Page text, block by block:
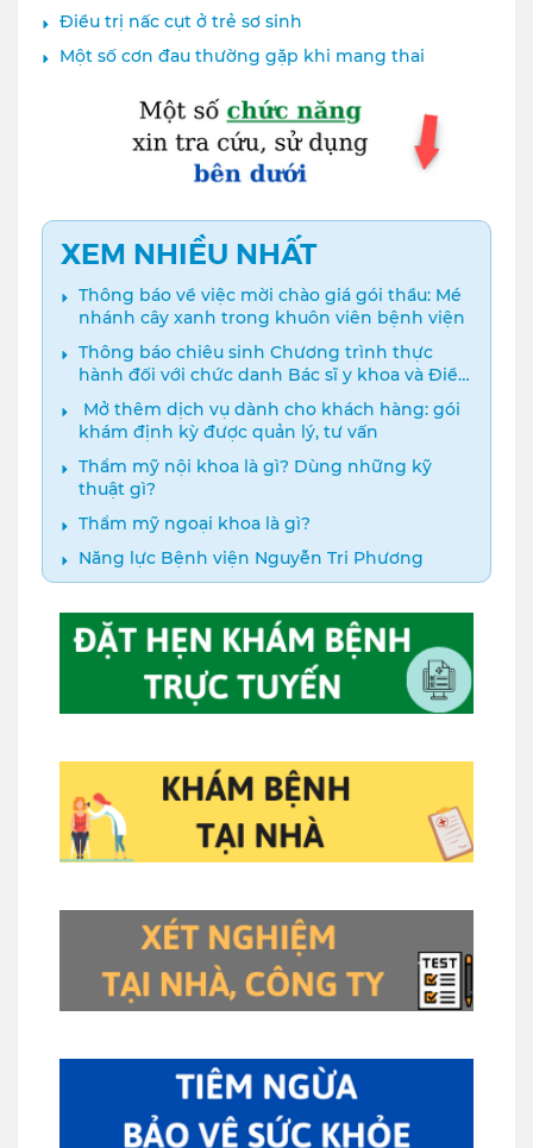
Điều trị nấc cụt ở trẻ sơ sinh
Một số cơn đau thường gặp khi mang thai
XEM NHIỀU NHẤT
Thông báo về việc mời chào giá gói thầu: Mé
nhánh cây xanh trong khuôn viên bệnh viện
Thông báo chiêu sinh Chương trình thực
hành đối với chức danh Bác sĩ y khoa và Điều
dưỡng năm 2024
️ Mở thêm dịch vụ dành cho khách hàng: gói
khám định kỳ được quản lý, tư vấn
Thẩm mỹ nội khoa là gì? Dùng những kỹ
thuật gì?
Thẩm mỹ ngoại khoa là gì?
Năng lực Bệnh viện Nguyễn Tri Phương